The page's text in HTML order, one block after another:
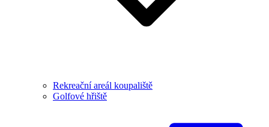
Rekreační areál koupaliště
Golfové hřiště